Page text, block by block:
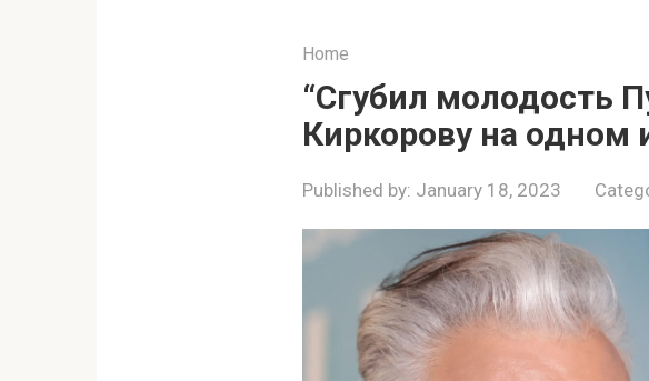
Home
“Сгубил молодость
Киркорову на одном
Published by: January 18, 2023